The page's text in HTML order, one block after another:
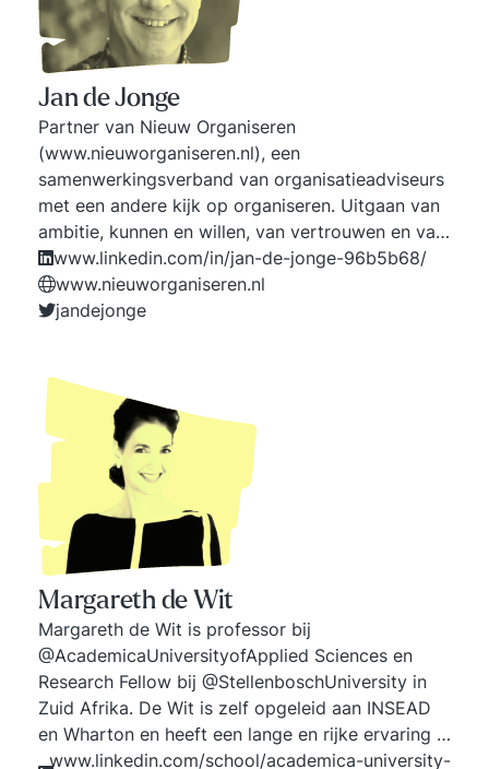
Jan de Jonge
Partner van Nieuw Organiseren
(www.nieuworganiseren.nl), een
samenwerkingsverband van organisatieadviseurs
met een andere kijk op organiseren. Uitgaan van
ambitie, kunnen en willen, van vertrouwen en van
natuurlijk ontwikkelen. Coaching en begeleiding
op drie niveau's: organisatieontwikkeling,
teamontwikkeling en persoonlijke ontwikkeling.
www.linkedin.com/in/jan-de-jonge-96b5b68/
www.nieuworganiseren.nl
jandejonge
Margareth de Wit
Margareth de Wit is professor bij
@AcademicaUniversityofApplied Sciences en
Research Fellow bij @StellenboschUniversity in
Zuid Afrika. De Wit is zelf opgeleid aan INSEAD
en Wharton en heeft een lange en rijke ervaring in
de toppen van internationale bedrijven. Zij geeft
www.linkedin.com/school/academica-university-